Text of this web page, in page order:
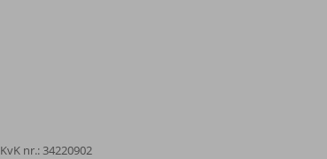
KvK nr.: 34220902